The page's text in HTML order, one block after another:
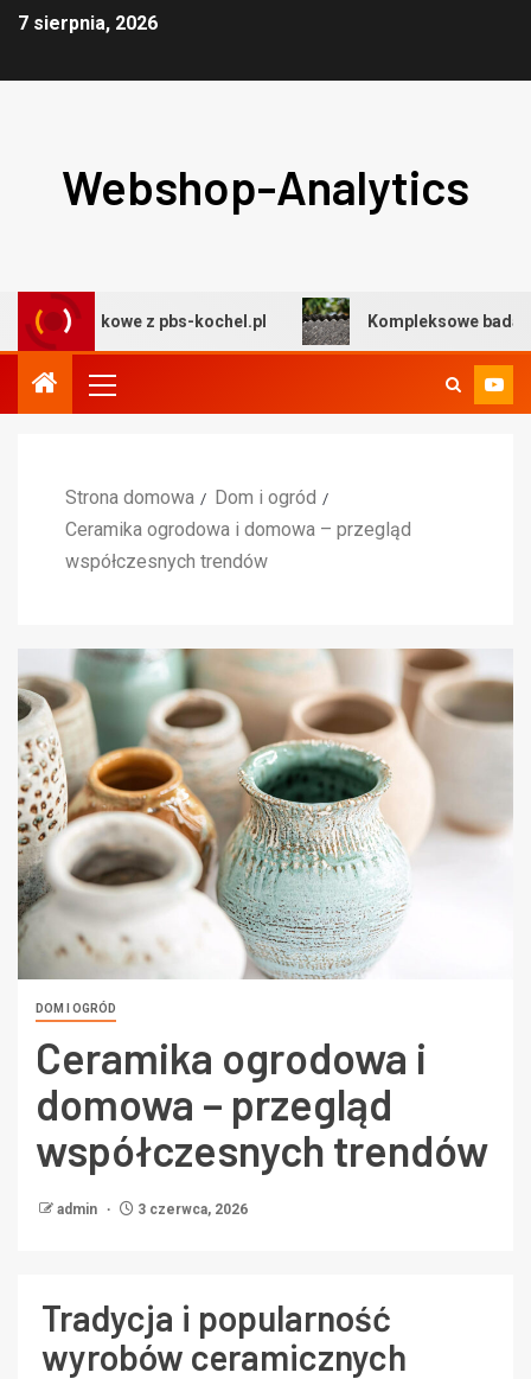
7 sierpnia, 2026
Webshop-Analytics
z pbs-kochel.pl Kompleksowe badania
Strona domowa
Dom i ogród
Ceramika ogrodowa i domowa – przegląd
współczesnych trendów
DOM I OGRÓD
Ceramika ogrodowa i
domowa – przegląd
współczesnych trendów
admin 3 czerwca, 2026
Tradycja i popularność
wyrobów ceramicznych